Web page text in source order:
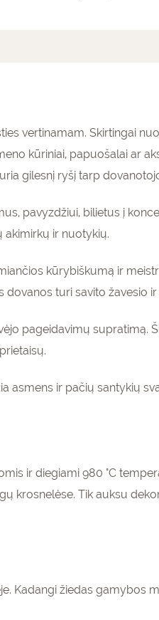
vertinamam. Skirtingai
kūriniai, papuošalai ar
gilesnį ryšį tarp
pavyzdžiui, bilietus į
akimirkų ir nuotykių.
kūrybiškumą ir
turi savito žavesio
pageidavimų supratimą.
asmens ir pačių santykių
ir diegiami 980 °C
krosnelėse. Tik auksu
Kadangi žiedas gamybos